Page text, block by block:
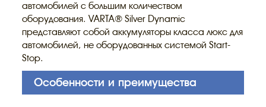
автомобилей с большим количеством
оборудования. VARTA® Silver Dynamic
представляют собой аккумуляторы класса люкс для
автомобилей, не оборудованных системой Start-
Stop.
Особенности и преимущества